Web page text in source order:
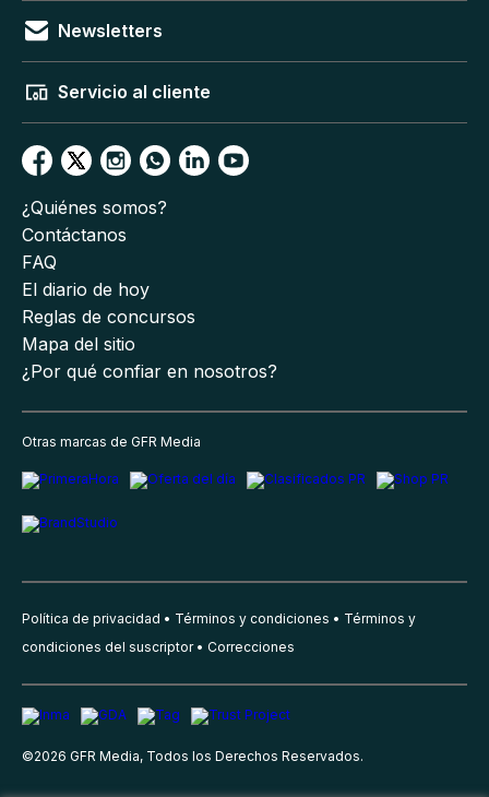
Newsletters
Servicio al cliente
¿Quiénes somos?
Contáctanos
FAQ
El diario de hoy
Reglas de concursos
Mapa del sitio
¿Por qué confiar en nosotros?
Otras marcas de GFR Media
Política de privacidad Términos y condiciones
Términos y
condiciones del suscriptor
Correcciones
©2026 GFR Media, Todos los Derechos Reservados.